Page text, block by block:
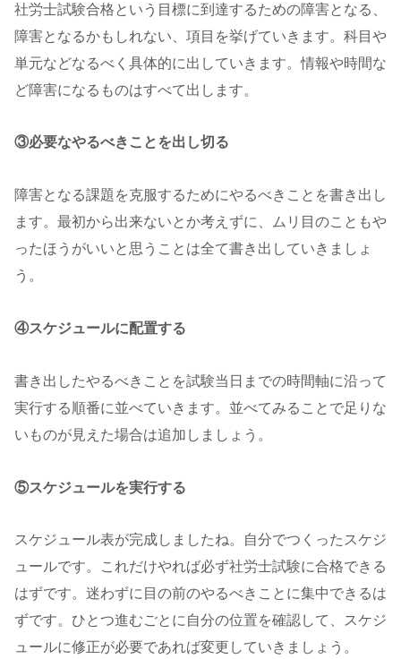
社労士試験合格という目標に到達するための障害となる、
障害となるかもしれない、項目を挙げていきます。科目や
単元などなるべく具体的に出していきます。情報や時間な
ど障害になるものはすべて出します。
③必要なやるべきことを出し切る
障害となる課題を克服するためにやるべきことを書き出し
ます。最初から出来ないとか考えずに、ムリ目のこともや
ったほうがいいと思うことは全て書き出していきましょ
う。
④スケジュールに配置する
書き出したやるべきことを試験当日までの時間軸に沿って
実行する順番に並べていきます。並べてみることで足りな
いものが見えた場合は追加しましょう。
⑤スケジュールを実行する
スケジュール表が完成しましたね。自分でつくったスケジ
ュールです。これだけやれば必ず社労士試験に合格できる
はずです。迷わずに目の前のやるべきことに集中できるは
ずです。ひとつ進むごとに自分の位置を確認して、スケジ
ュールに修正が必要であれば変更していきましょう。